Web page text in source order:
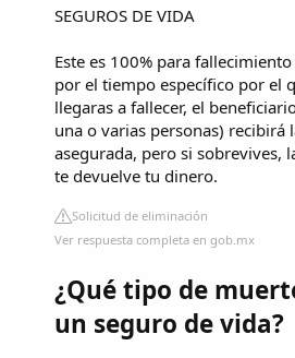
SEGUROS DE VIDA
Este es 100% para
por el tiempo específico por el
llegaras a fallecer, el
una o varias personas) recibirá
asegurada, pero si sobrevives,
te devuelve tu dinero.
Solicitud de eliminación
Ver respuesta completa en gob.mx
¿Qué tipo de
un seguro de vida?